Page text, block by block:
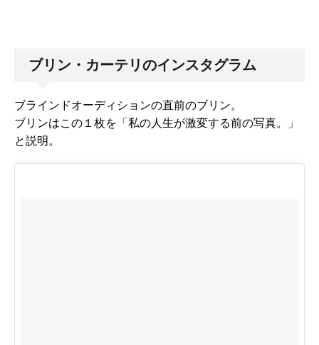
ブリン・カーテリのインスタグラム
ブラインドオーディションの直前のブリン。
ブリンはこの１枚を「私の人生が激変する前の写真。」
と説明。